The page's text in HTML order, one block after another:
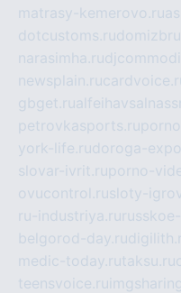
matrasy-kemerovo.ru
dotcustoms.ru
narasimha.ru
newsplain.ru
gbget.ru
petrovkasports.ru
york-life.rudoroga-
slovar-ivrit.ruporno-
ovucontrol.rusloty-
ru-industriya.ru
belgorod-day.ru
medic-today.rutaksu.ru
teensvoice.ru